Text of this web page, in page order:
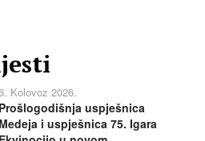
Kolovoz 2026.
Prošlogodišnja uspješnica
Medeja i uspješnica 75. Igara